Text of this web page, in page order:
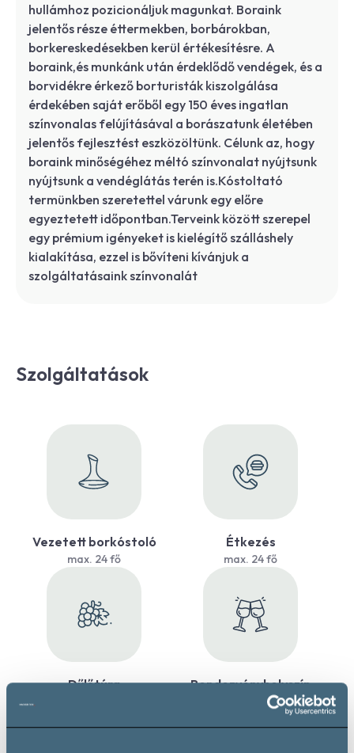
hullámhoz pozicionáljuk magunkat. Boraink
jelentős része éttermekben, borbárokban,
borkereskedésekben kerül értékesítésre. A
boraink,és munkánk után érdeklődő vendégek, és a
borvidékre érkező borturisták kiszolgálása
érdekében saját erőből egy 150 éves ingatlan
színvonalas felújításával a borászatunk életében
jelentős fejlesztést eszközöltünk. Célunk az, hogy
boraink minőségéhez méltó színvonalat nyújtsunk
nyújtsunk a vendéglátás terén is.Kóstoltató
termünkben szeretettel várunk egy előre
egyeztetett időpontban.Terveink között szerepel
egy prémium igényeket is kielégítő szálláshely
kialakítása, ezzel is bővíteni kívánjuk a
szolgáltatásaink színvonalát
Szolgáltatások
Vezetett borkóstoló
max. 24 fő
Étkezés
max. 24 fő
Dűlőtúra Rendezvényhelyszín
max. 24 fő